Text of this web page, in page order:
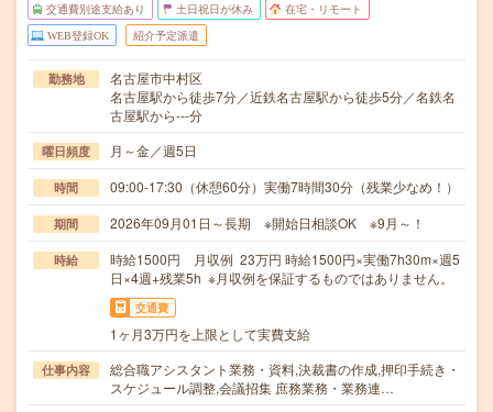
交通費別途支給あり 土日祝日が休み 在宅・リモート
WEB登録OK 紹介予定派遣
勤務地
名古屋市中村区
名古屋駅から徒歩7分／近鉄名古屋駅から徒歩5分／名鉄名
古屋駅から---分
曜日頻度 月～金／週5日
時間 09:00-17:30（休憩60分）実働7時間30分（残業少なめ！）
期間 2026年09月01日～長期 ※開始日相談OK ※9月～！
時給
時給1500円 月収例 23万円 時給1500円×実働7h30m×週5
日×4週+残業5h ※月収例を保証するものではありません。
交通費
1ヶ月3万円を上限として実費支給
仕事内容
総合職アシスタント業務・資料,決裁書の作成,押印手続き・
スケジュール調整,会議招集 庶務業務・業務連…